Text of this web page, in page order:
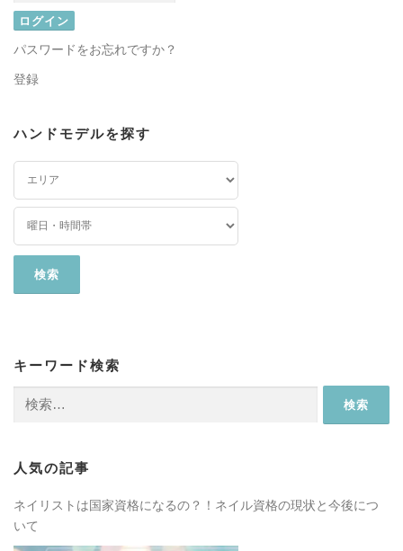
パスワードをお忘れですか？
登録
ハンドモデルを探す
キーワード検索
人気の記事
ネイリストは国家資格になるの？！ネイル資格の現状と今後につ
いて